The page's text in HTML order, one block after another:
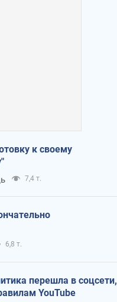
к своему
7,4 т.
6,8 т.
перешла в соцсети,
YouTube